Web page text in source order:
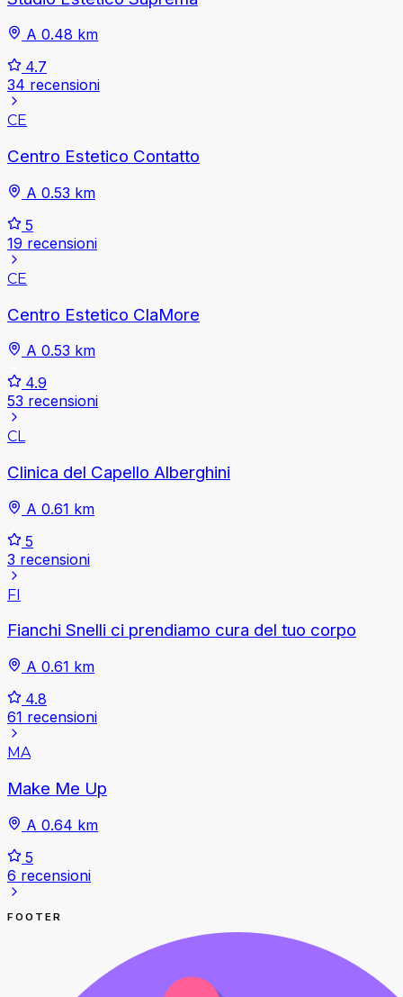
A 0.48 km
4.7
34 recensioni
CE
Centro Estetico Contatto
A 0.53 km
5
19 recensioni
CE
Centro Estetico ClaMore
A 0.53 km
4.9
53 recensioni
CL
Clinica del Capello Alberghini
A 0.61 km
5
3 recensioni
FI
Fianchi Snelli ci prendiamo cura del tuo corpo
A 0.61 km
4.8
61 recensioni
MA
Make Me Up
A 0.64 km
5
6 recensioni
FOOTER